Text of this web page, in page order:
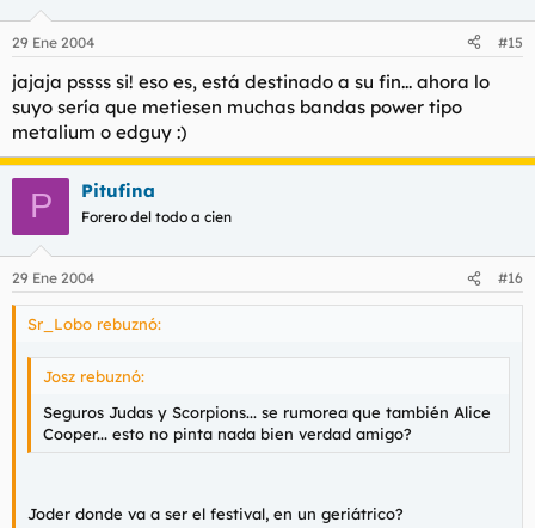
29 Ene 2004 #15
jajaja pssss si! eso es, está destinado a su fin... ahora lo
suyo sería que metiesen muchas bandas power tipo
metalium o edguy :)
P Pitufina
Forero del todo a cien
29 Ene 2004 #16
Sr_Lobo rebuznó:
Josz rebuznó:
Seguros Judas y Scorpions... se rumorea que también Alice
Cooper... esto no pinta nada bien verdad amigo?
Joder donde va a ser el festival, en un geriátrico?